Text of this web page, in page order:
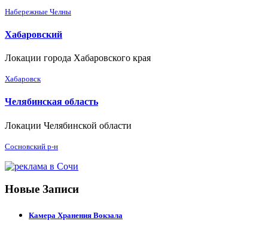
Набережные Челны
Хабаровский
Локации города Хабаровского края
Хабаровск
Челябинская область
Локации Челябинской области
Сосновский р-н
Новые Записи
Камера Хранения Вокзала